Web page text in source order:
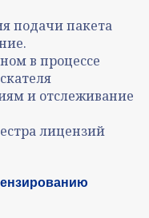
подачи пакета
в процессе
и отслеживание
лицензий